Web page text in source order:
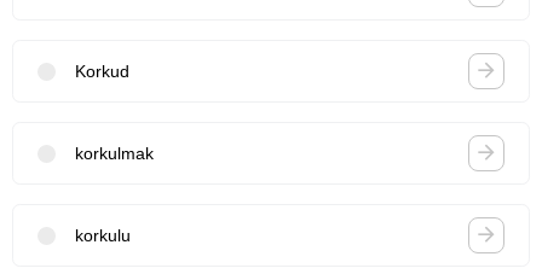
Korkud
korkulmak
korkulu